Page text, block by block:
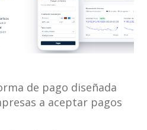
de pago diseñada
a aceptar pagos